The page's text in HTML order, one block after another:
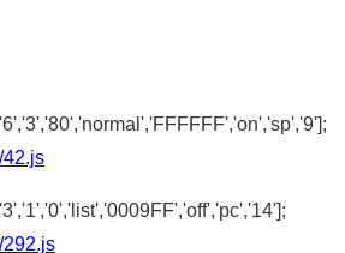
42.js
292.js